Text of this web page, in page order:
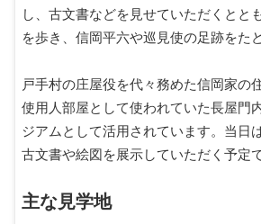
し、古文書などを見せていただくとと
を歩き、信岡平六や巡見使の足跡をた
戸手村の庄屋役を代々務めた信岡家の
使用人部屋として使われていた長屋門
ジアムとして活用されています。当日
古文書や絵図を展示していただく予定で
主な見学地